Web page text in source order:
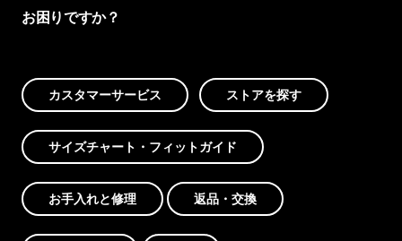
お困りですか？
カスタマーサービス ストアを探す
サイズチャート・フィットガイド
お手入れと修理 返品・交換